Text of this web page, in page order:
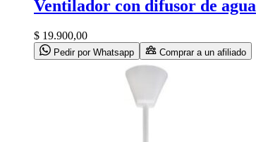
Ventilador con difusor de agua
$ 19.900,00
Pedir por Whatsapp Comprar a un afiliado